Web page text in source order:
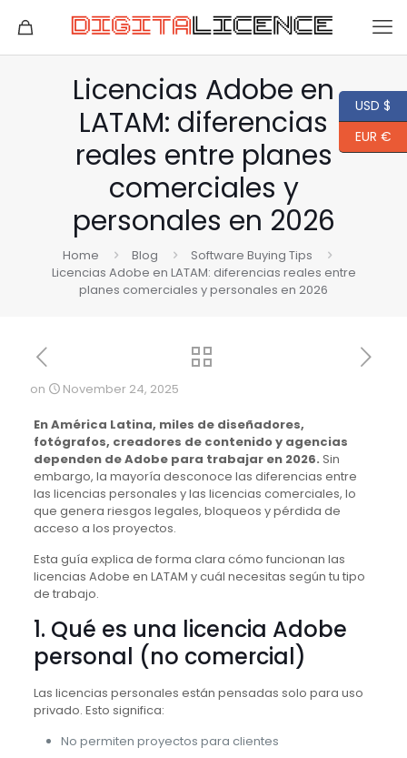
Licencias Adobe en
LATAM: diferencias
reales entre planes
comerciales y
personales en 2026
Home Blog
Software Buying Tips
Licencias Adobe en LATAM: diferencias reales entre
planes comerciales y personales en 2026
on November 24, 2025
En América Latina, miles de diseñadores,
fotógrafos, creadores de contenido y agencias
dependen de Adobe para trabajar en 2026. Sin
embargo, la mayoría desconoce las diferencias entre
las licencias personales y las licencias comerciales, lo
que genera riesgos legales, bloqueos y pérdida de
acceso a los proyectos.
Esta guía explica de forma clara cómo funcionan las
licencias Adobe en LATAM y cuál necesitas según tu tipo
de trabajo.
1. Qué es una licencia Adobe
personal (no comercial)
Las licencias personales están pensadas solo para uso
privado. Esto significa:
No permiten proyectos para clientes
USD $
EUR €